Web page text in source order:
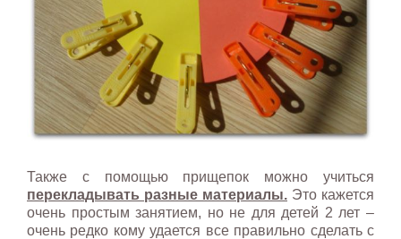
Также с помощью прищепок можно учиться
перекладывать разные материалы. Это кажется
очень простым занятием, но не для детей 2 лет –
очень редко кому удается все правильно сделать с